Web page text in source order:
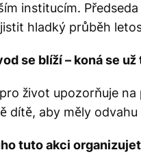
institucím.
hladký průběh
se blíží – koná se
život upozorňuje
dítě, aby měly
tuto akci